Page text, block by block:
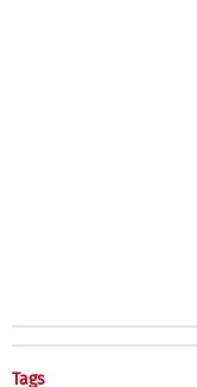
Tags